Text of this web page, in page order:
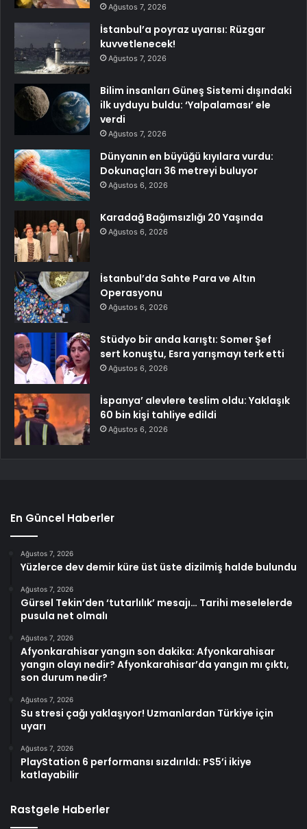
Ağustos 7, 2026
İstanbul’a poyraz uyarısı: Rüzgar
kuvvetlenecek!
Ağustos 7, 2026
Bilim insanları Güneş Sistemi dışındaki
ilk uyduyu buldu: ‘Yalpalaması’ ele
verdi
Ağustos 7, 2026
Dünyanın en büyüğü kıyılara vurdu:
Dokunaçları 36 metreyi buluyor
Ağustos 6, 2026
Karadağ Bağımsızlığı 20 Yaşında
Ağustos 6, 2026
İstanbul’da Sahte Para ve Altın
Operasyonu
Ağustos 6, 2026
Stüdyo bir anda karıştı: Somer Şef
sert konuştu, Esra yarışmayı terk etti
Ağustos 6, 2026
İspanya’ alevlere teslim oldu: Yaklaşık
60 bin kişi tahliye edildi
Ağustos 6, 2026
En Güncel Haberler
Ağustos 7, 2026
Yüzlerce dev demir küre üst üste dizilmiş halde bulundu
Ağustos 7, 2026
Gürsel Tekin’den ‘tutarlılık’ mesajı… Tarihi meselelerde
pusula net olmalı
Ağustos 7, 2026
Afyonkarahisar yangın son dakika: Afyonkarahisar
yangın olayı nedir? Afyonkarahisar’da yangın mı çıktı,
son durum nedir?
Ağustos 7, 2026
Su stresi çağı yaklaşıyor! Uzmanlardan Türkiye için
uyarı
Ağustos 7, 2026
PlayStation 6 performansı sızdırıldı: PS5’i ikiye
katlayabilir
Rastgele Haberler